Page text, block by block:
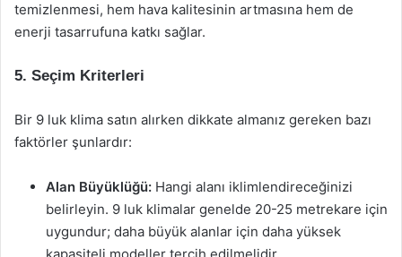
temizlenmesi, hem hava kalitesinin artmasına hem de
enerji tasarrufuna katkı sağlar.
5. Seçim Kriterleri
Bir 9 luk klima satın alırken dikkate almanız gereken bazı
faktörler şunlardır:
Alan Büyüklüğü: Hangi alanı iklimlendireceğinizi
belirleyin. 9 luk klimalar genelde 20-25 metrekare için
uygundur; daha büyük alanlar için daha yüksek